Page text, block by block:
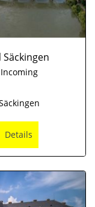
Details